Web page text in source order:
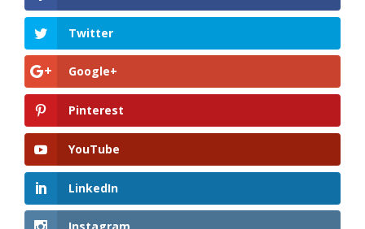
Twitter
Google+
Pinterest
YouTube
LinkedIn